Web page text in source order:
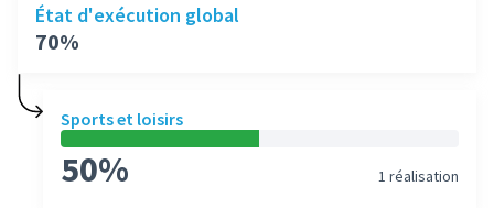
État d'exécution global
70%
Sports et loisirs
50% 1 réalisation